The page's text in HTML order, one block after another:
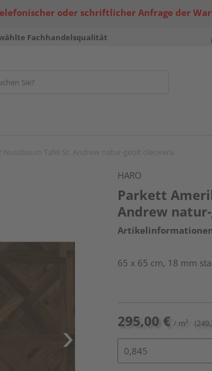
oder schriftlicher Anfrage der
Fachhandelsqualität
HARO
Parkett
Andrew
65 x 65 cm, 18 mm
295,00 € / m²